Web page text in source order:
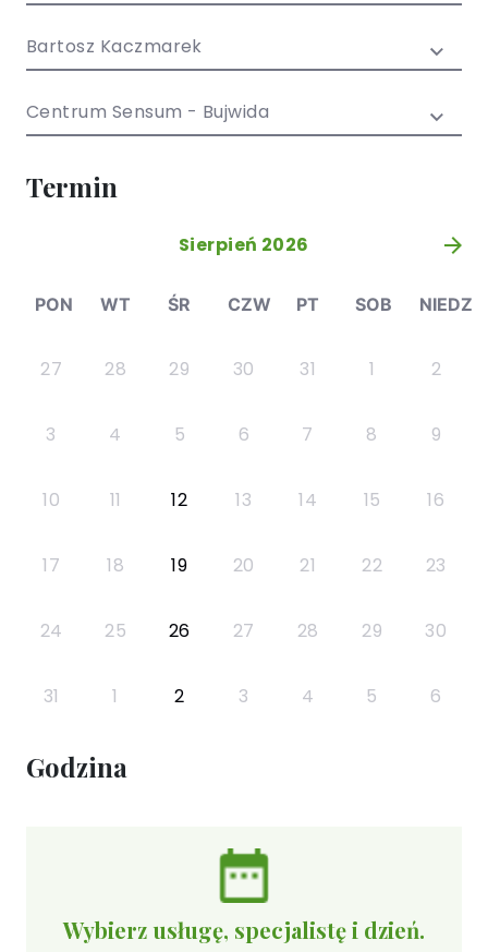
młodzieży
Bartosz Kaczmarek
Centrum Sensum - Bujwida
Termin
Sierpień 2026 »
PON WT ŚR CZW PT SOB NIEDZ
27 28 29 30 31 1 2
3 4 5 6 7 8 9
10 11 12 13 14 15 16
17 18 19 20 21 22 23
24 25 26 27 28 29 30
31 1 2 3 4 5 6
Godzina
Wybierz usługę, specjalistę i dzień.